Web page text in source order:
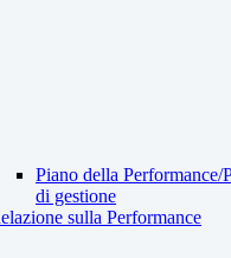
Piano della Performance/
di gestione
sulla Performance